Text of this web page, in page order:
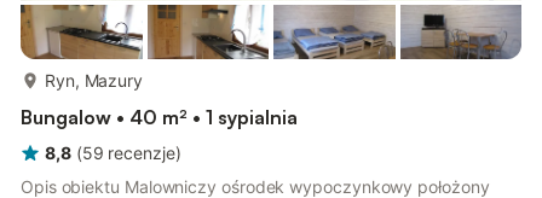
Ryn, Mazury
Bungalow • 40 m² • 1 sypialnia
8,8 (59 recenzje)
Opis obiektu Malowniczy ośrodek wypoczynkowy położony